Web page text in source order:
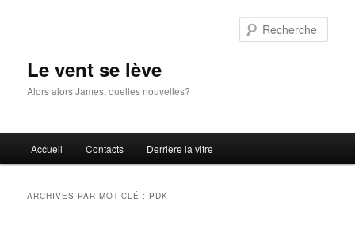
Le vent se lève
Alors alors James, quelles nouvelles?
principal
Accueil Contacts Derrière la vitre
ARCHIVES PAR MOT-CLÉ : PDK